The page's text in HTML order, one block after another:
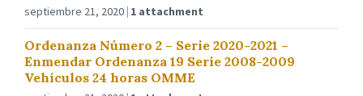
septiembre 21, 2020 1 attachment
Ordenanza Número 2 – Serie 2020-2021 –
Enmendar Ordenanza 19 Serie 2008-2009
Vehículos 24 horas OMME